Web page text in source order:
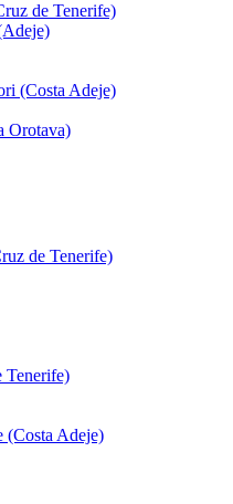
de Tenerife)
(Costa Adeje)
Orotava)
de Tenerife)
Tenerife)
(Costa Adeje)